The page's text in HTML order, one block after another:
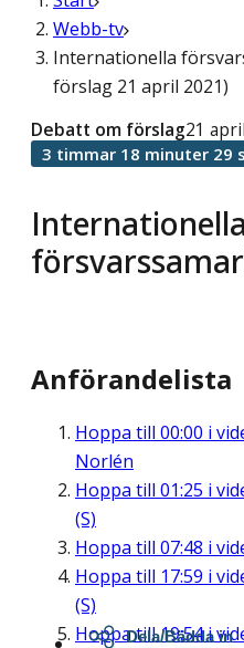
Webb-tv
Internationella
förslag 21 april 2021)
Internationella
Debatt om förslag21
3 timmar 18 minuter 29
Anförandelista
Hoppa till 00:00 i
Norlén
Hoppa till 01:25 i
(S)
Hoppa till 07:48 i
Hoppa till 17:59 i
(S)
Hoppa till19:54i
Dela/Bädda in